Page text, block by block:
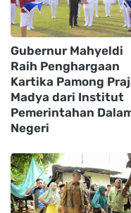
Gubernur Mahyeldi
Raih Penghargaan
Kartika Pamong
Madya dari Institut
Pemerintahan
Negeri